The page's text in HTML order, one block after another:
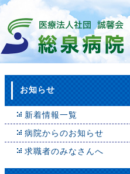
お知らせ
新着情報一覧
病院からのお知らせ
求職者のみなさんへ